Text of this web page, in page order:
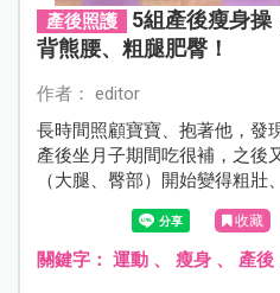
產後照護
5組產後瘦身操
背熊腰、粗腿肥臀！
作者： editor
長時間照顧寶寶、抱著他，發
產後坐月子期間吃很補，之後
（大腿、臀部）開始變得粗
須花許多時間在寶寶身上，對
心回不去了。本文邀請到專業
的掰掰肉、虎背熊腰、粗腿肥
收藏
關鍵字： 運動、 瘦身、 產後